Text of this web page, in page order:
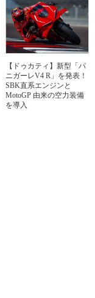
【ドゥカティ】新型「パ
ニガーレV4 R」を発表！
SBK直系エンジンと
MotoGP 由来の空力装備
を導入